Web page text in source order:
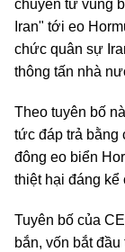
chuyển từ vùng
Iran" tới eo
chức quân sự
thông tấn nhà
Theo tuyên bố
tức đáp trả bằng
đông eo biển
thiệt hại đáng kể
Tuyên bố của
bắn, vốn bắt